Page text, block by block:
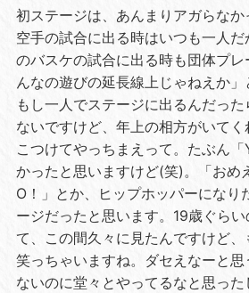
初ステージは、あんまりアガらなか
空手の試合に出る時はいつも一人
のバスケの試合に出る時も団体プレ
んなの遊びの延長線上じゃねえか」
もし一人でステージに出るんだっ
ないですけど、年上の相方がいて
こつけてやっちまえって。たぶん
かったと思いますけど(笑)。「おめ
O！」とか、ヒップホッパーになり
ージだったと思います。19歳ぐら
て、この間久々に見たんですけど
笑っちゃいますね。ダセえなーと
ないのに堂々とやってるなと思っ